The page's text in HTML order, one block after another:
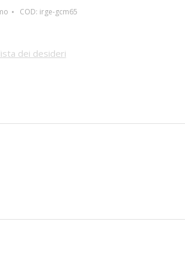
COD: irge-gcm65
dei desideri